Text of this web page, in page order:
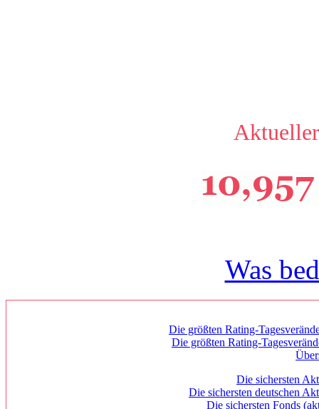
Was
Die größten Rating-
Die größten Rating-
Die sichersten
Die sichersten deutschen
Die sichersten Fonds